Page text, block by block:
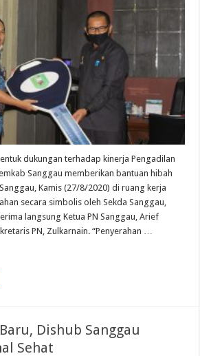
dukungan terhadap kinerja Pengadilan
Sanggau memberikan bantuan hibah
Kamis (27/8/2020) di ruang kerja
secara simbolis oleh Sekda Sanggau,
langsung Ketua PN Sanggau, Arief
PN, Zulkarnain. “Penyerahan …
Dishub Sanggau
Sehat